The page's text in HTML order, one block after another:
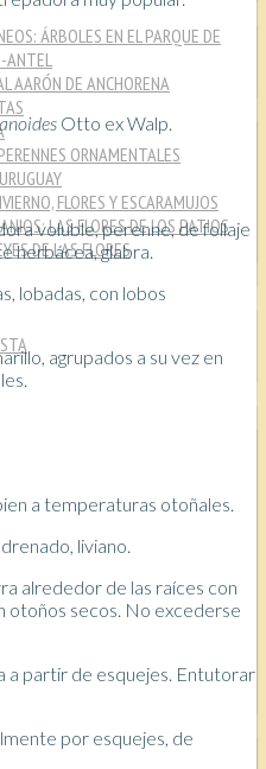
ÁRBOLES EN EL PARQUE DE
ANTEL
AARÓN DE ANCHORENA
ORNAMENTALES
FLORES Y ESCARAMUJOS
LAS FLORES DE LOS PATIOS
DE LAS FLORES
Otto ex Walp.
voluble, perenne, de follaje
herbácea, glabra.
lobadas, con lobos
agrupados a su vez en
a temperaturas otoñales.
liviano.
alrededor de las raíces con
otoños secos. No excederse
a partir de esquejes. Entutorar
por esquejes, de